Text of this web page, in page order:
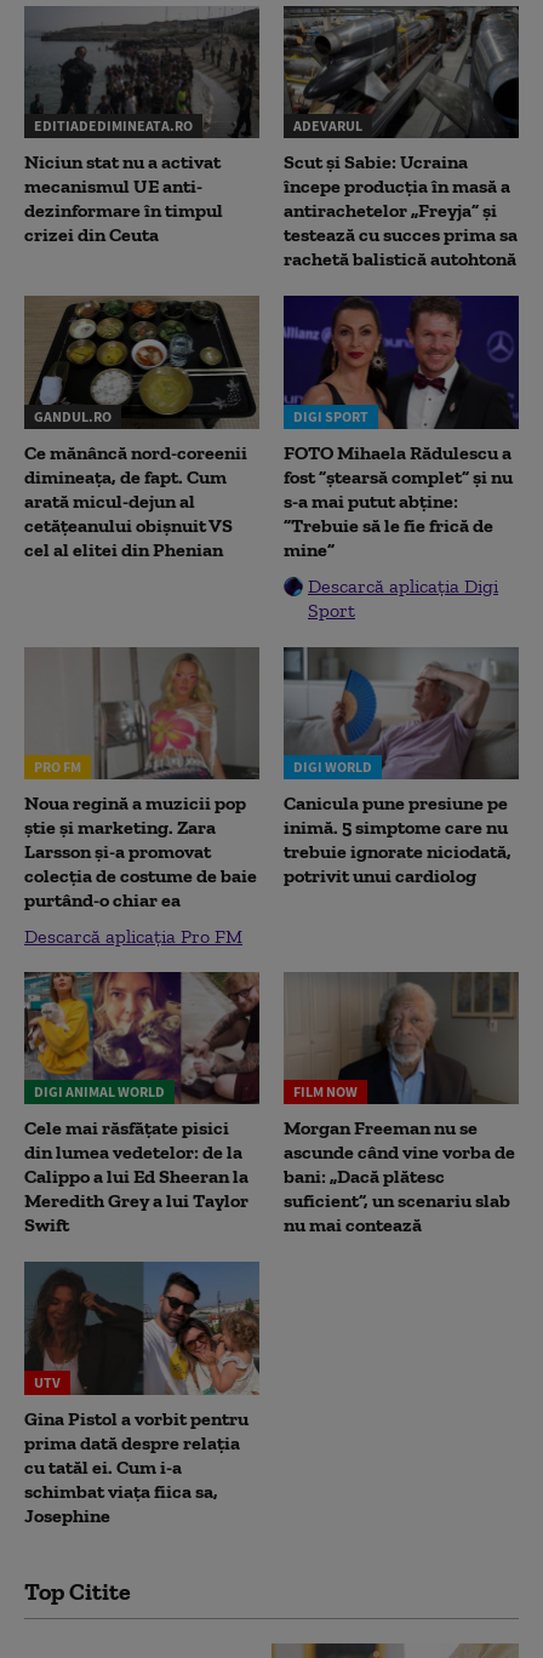
EDITIADEDIMINEATA.RO
Niciun stat nu a activat
mecanismul UE anti-
dezinformare în timpul
crizei din Ceuta
ADEVARUL
Scut și Sabie: Ucraina
începe producția în masă a
antirachetelor „Freyja” și
testează cu succes prima sa
rachetă balistică autohtonă
GANDUL.RO
Ce mănâncă nord-coreenii
dimineața, de fapt. Cum
arată micul-dejun al
cetățeanului obișnuit VS
cel al elitei din Phenian
DIGI SPORT
FOTO Mihaela Rădulescu a
fost ”ștearsă complet” și nu
s-a mai putut abține:
”Trebuie să le fie frică de
mine”
Descarcă aplicația Digi
Sport
PRO FM
Noua regină a muzicii pop
știe și marketing. Zara
Larsson și-a promovat
colecția de costume de baie
purtând-o chiar ea
Descarcă aplicația Pro FM
DIGI WORLD
Canicula pune presiune pe
inimă. 5 simptome care nu
trebuie ignorate niciodată,
potrivit unui cardiolog
DIGI ANIMAL WORLD
Cele mai răsfățate pisici
din lumea vedetelor: de la
Calippo a lui Ed Sheeran la
Meredith Grey a lui Taylor
Swift
FILM NOW
Morgan Freeman nu se
ascunde când vine vorba de
bani: „Dacă plătesc
suficient”, un scenariu slab
nu mai contează
UTV
Gina Pistol a vorbit pentru
prima dată despre relația
cu tatăl ei. Cum i-a
schimbat viața fiica sa,
Josephine
Top Citite